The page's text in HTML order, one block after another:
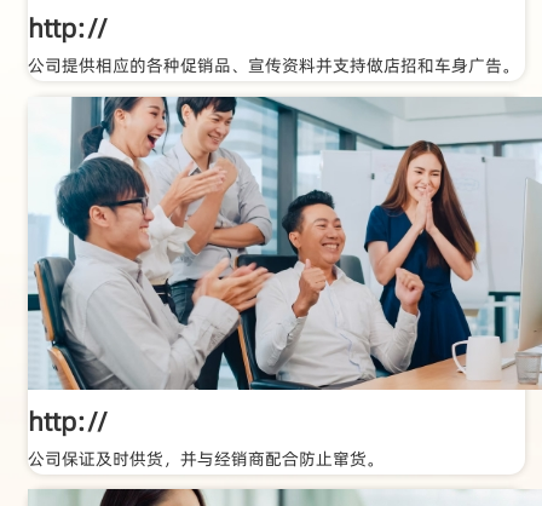
http://
公司提供相应的各种促销品、宣传资料并支持做店招和车身广告。
http://
公司保证及时供货，并与经销商配合防止窜货。